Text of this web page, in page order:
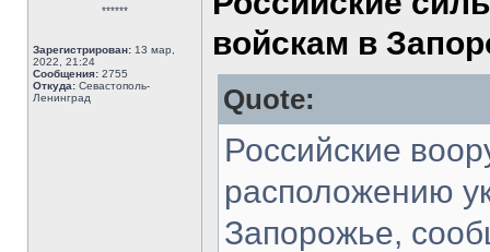
******
Зарегистрирован: 13 мар,
2022, 21:24
Сообщения: 2755
Откуда: Севастополь-
Ленинград
войскам в
Quote:
Российские
расположению
Запорожье,